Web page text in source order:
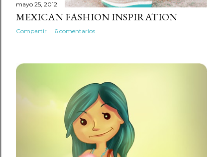
mayo 25, 2012
MEXICAN FASHION INSPIRATION
Compartir 6 comentarios